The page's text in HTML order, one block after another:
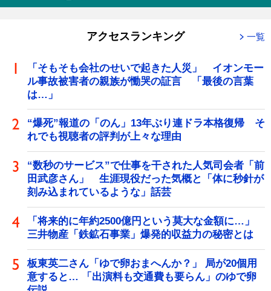
アクセスランキング 一覧
「そもそも会社のせいで起きた人災」 イオンモー
ル事故被害者の親族が慟哭の証言 「最後の言葉
は…」
“爆死”報道の「のん」13年ぶり連ドラ本格復帰 そ
れでも視聴者の評判が上々な理由
“数秒のサービス”で仕事を干された人気司会者「前
田武彦さん」 生涯現役だった気概と「体に秒針が
刻み込まれているような」話芸
「将来的に年約2500億円という莫大な金額に…」
三井物産「鉄鉱石事業」爆発的収益力の秘密とは
板東英二さん「ゆで卵おまへんか？」 局が20個用
意すると… 「出演料も交通費も要らん」のゆで卵